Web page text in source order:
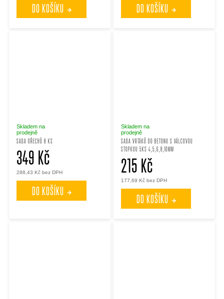
DO KOŠÍKU DO KOŠÍKU
SADA OŘECHŮ 8 KS
Skladem na
prodejně
288,43 Kč bez DPH
349 Kč
DO KOŠÍKU
SADA VRTÁKŮ DO BETONU S VÁLCOVOU
STOPKOU 5KS 4,5,6,8,10MM
Skladem na
prodejně
177,69 Kč bez DPH
215 Kč
DO KOŠÍKU